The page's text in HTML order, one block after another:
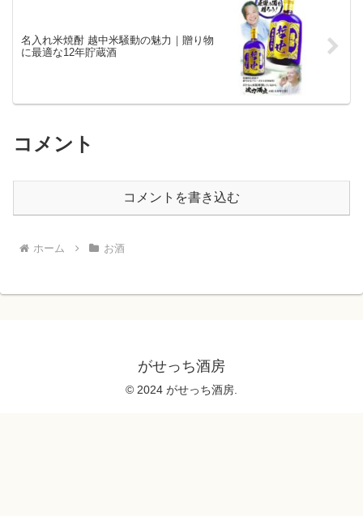
名入れ米焼酎 越中米騒動の魅力｜贈り物
に最適な12年貯蔵酒
コメント
コメントを書き込む
ホーム お酒
がせっち酒房
© 2024 がせっち酒房.